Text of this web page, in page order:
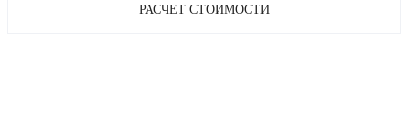
РАСЧЕТ СТОИМОСТИ